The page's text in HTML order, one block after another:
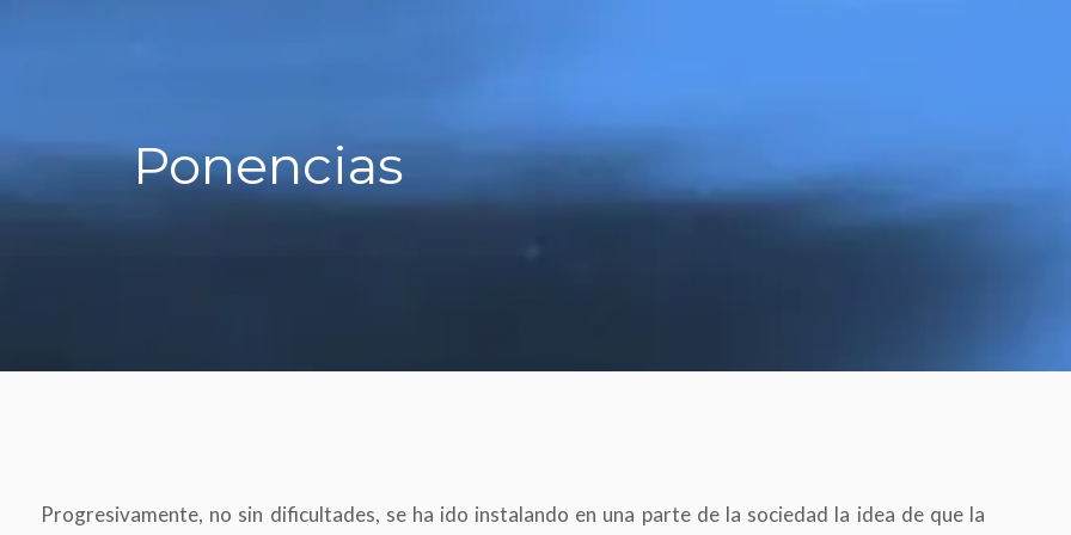
Ponencias
Progresivamente, no sin dificultades, se ha ido instalando en una parte de la sociedad la idea de que la